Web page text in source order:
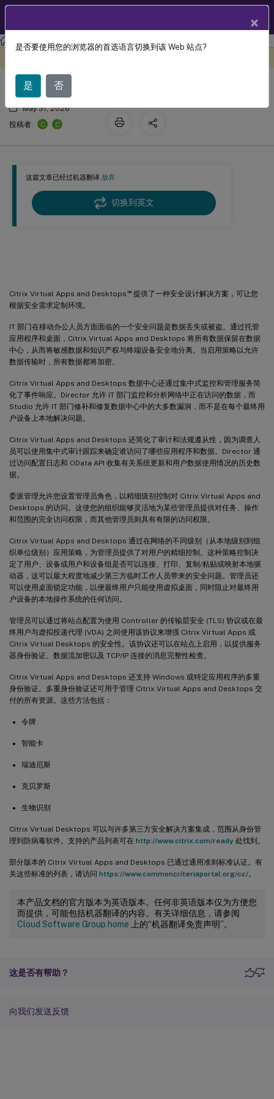
Citrix Virtual Apps and Desktops 7 2402 LTSR
这篇文章已经过机器翻译.放弃
切换到英文
Citrix Virtual Apps and Desktops ™提供了一种安全设计解决方案，可让您
根据安全需求定制环境。
IT 部门在移动办公人员方面面临的一个安全问题是数据丢失或被盗。通过托管
应用程序和桌面，Citrix Virtual Apps and Desktops 将所有数据保留在数据
中心，从而将敏感数据和知识产权与终端设备安全地分离。当启用策略以允许
数据传输时，所有数据都将加密。
Citrix Virtual Apps and Desktops 数据中心还通过集中式监控和管理服务简
化了事件响应。Director 允许 IT 部门监控和分析网络中正在访问的数据，而
Studio 允许 IT 部门修补和修复数据中心中的大多数漏洞，而不是在每个最终用
户设备上本地解决问题。
Citrix Virtual Apps and Desktops 还简化了审计和法规遵从性，因为调查人
员可以使用集中式审计跟踪来确定谁访问了哪些应用程序和数据。Director 通
过访问配置日志和 OData API 收集有关系统更新和用户数据使用情况的历史数
据。
委派管理允许您设置管理员角色，以精细级别控制对 Citrix Virtual Apps and
Desktops 的访问。这使您的组织能够灵活地为某些管理员提供对任务、操作
和范围的完全访问权限，而其他管理员则具有有限的访问权限。
Citrix Virtual Apps and Desktops 通过在网络的不同级别（从本地级别到组
织单位级别）应用策略，为管理员提供了对用户的精细控制。这种策略控制决
定了用户、设备或用户和设备组是否可以连接、打印、复制/粘贴或映射本地驱
动器，这可以最大程度地减少第三方临时工作人员带来的安全问题。管理员还
可以使用桌面锁定功能，以便最终用户只能使用虚拟桌面，同时阻止对最终用
户设备的本地操作系统的任何访问。
管理员可以通过将站点配置为使用 Controller 的传输层安全 (TLS) 协议或在最
终用户与虚拟投递代理 (VDA) 之间使用该协议来增强 Citrix Virtual Apps 或
Citrix Virtual Desktops 的安全性。该协议还可以在站点上启用，以提供服务
器身份验证、数据流加密以及 TCP/IP 连接的消息完整性检查。
Citrix Virtual Apps and Desktops 还支持 Windows 或特定应用程序的多重
身份验证。多重身份验证还可用于管理 Citrix Virtual Apps and Desktops 交
付的所有资源。这些方法包括：
令牌
智能卡
瑞迪厄斯
克贝罗斯
生物识别
Citrix Virtual Desktops 可以与许多第三方安全解决方案集成，范围从身份管
理到防病毒软件。支持的产品列表可在 http://www.citrix.com/ready 处找到。
部分版本的 Citrix Virtual Apps and Desktops 已通过通用准则标准认证。有
关这些标准的列表，请访问 https://www.commoncriteriaportal.org/cc/。
本产品文档的官方版本为英语版本。任何非英语版本仅为方便您
而提供，可能包括机器翻译的内容。有关详细信息，请参阅
Cloud Software Group home 上的“机器翻译免责声明”。
这是否有帮助？
向我们发送反馈
安全
May 31, 2026
投稿者:
C C
×
是否要使用您的浏览器的首选语言切换到该 Web 站点?
是 否